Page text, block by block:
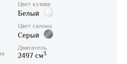
Цвет кузова
Белый
Цвет салона
Серый
Двигатель
2497 см3